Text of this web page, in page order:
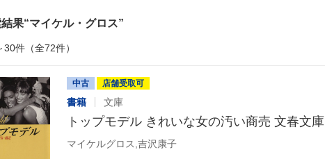
果 マイケル・グロス
30件（全72件）
中古 店舗受取可
書籍 文庫
トップモデル きれいな女の汚い商売 文春文庫
マイケルグロス,吉沢康子